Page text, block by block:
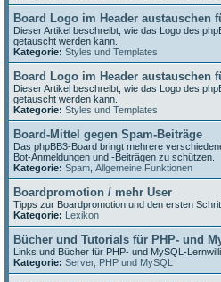
Board Logo im Header austauschen
Dieser Artikel beschreibt, wie das Logo des
getauscht werden kann.
Kategorie: Styles und Templates
Board Logo im Header austauschen
Dieser Artikel beschreibt, wie das Logo des
getauscht werden kann.
Kategorie: Styles und Templates
Board-Mittel gegen Spam-Beiträge
Das phpBB3-Board bringt mehrere
Bot-Anmeldungen und -Beiträgen zu schützen.
Kategorie: Spam Allgemeine Funktionen
Boardpromotion / mehr User
Tipps zur Boardpromotion und den ersten
Kategorie: Lexikon
Bücher und Tutorials für PHP- und
Links und Bücher für PHP- und MySQL-
Kategorie: Server, PHP und MySQL